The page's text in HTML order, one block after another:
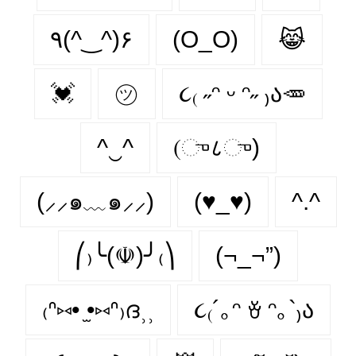
٩(^‿^)۶ (O_O) 😹
💓 ㋡ ૮₍ ˶ᵔ ᵕ ᵔ˶ ₎ა🥕
^‿^ (ு८ு)
(⸝⸝๑﹏๑⸝⸝) (♥_♥) ^.^
⎛₎╰(☫)╯₍⎞ (¬_¬”)
₍ᐢ⑅• ̫•⑅ᐢ₎ദ⸒⸒ ૮₍´｡ᵔ ꈊ ᵔ｡`₎ა